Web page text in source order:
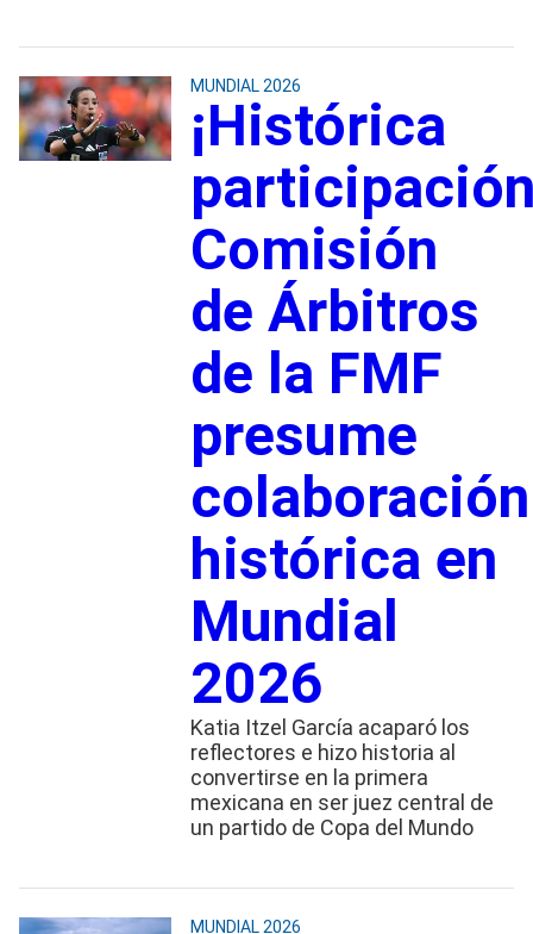
MUNDIAL 2026
¡Histórica
Comisión
de Árbitros
de la FMF
presume
colaboración
histórica en
Mundial
2026
Katia Itzel García acaparó los
reflectores e hizo historia al
convertirse en la primera
mexicana en ser juez central de
un partido de Copa del Mundo
MUNDIAL 2026